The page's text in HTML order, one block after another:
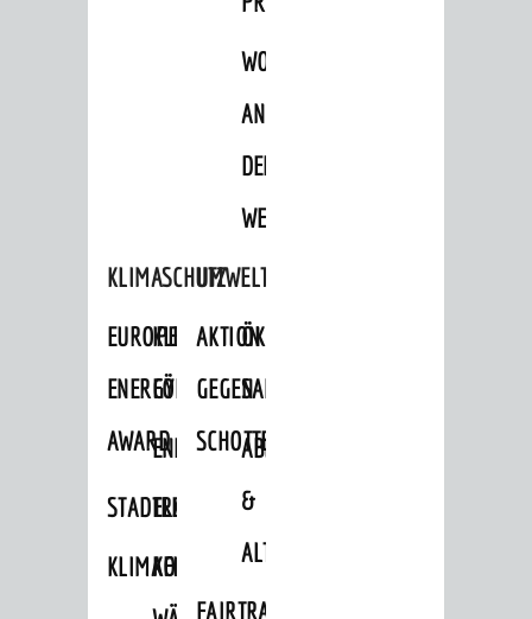
WOHNBEBAUUNG
AN
DER
WEINBERGSTRASSE
KLIMASCHUTZ
EUROPEAN
ENERGY
AWARD
KLIMASCHUTZ-
FÖRDERPROGRAMME
ENERGIEBERATUNG
STADTRADELN
ELEKTROMOBILITÄTSBERATUNG
KLIMAFITKOMMUNALE
UMWELTSCHUTZ
AKTION
GEGEN
SCHOTTERGÄRTEN
ÖKOLOGISCHE
SANIERUNG/WAIDSEE
ABFALL
&
ALTLASTEN
FAIRTRADE